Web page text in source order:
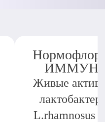
Живые
L.rhamnosus